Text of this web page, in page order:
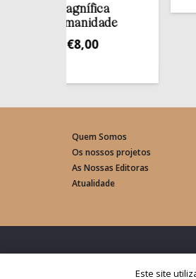
Quem Somos
Os nossos projetos
As Nossas Editoras
Atualidade
Este site